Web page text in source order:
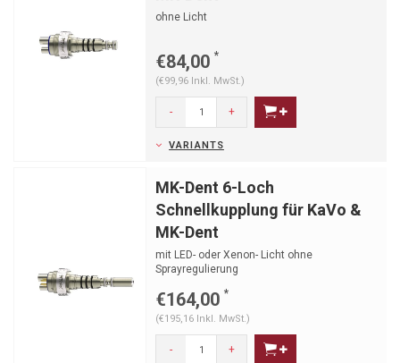
ohne Licht
€84,00 *
(€99,96 Inkl. MwSt.)
- +
VARIANTS
MK-Dent 6-Loch
Schnellkupplung für KaVo &
MK-Dent
mit LED- oder Xenon- Licht ohne
Sprayregulierung
€164,00 *
(€195,16 Inkl. MwSt.)
- +